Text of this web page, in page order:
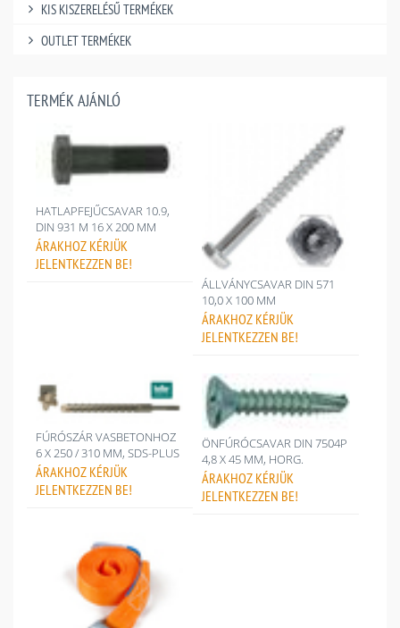
KIS KISZERELÉSŰ TERMÉKEK
OUTLET TERMÉKEK
TERMÉK AJÁNLÓ
HATLAPFEJŰCSAVAR 10.9,
DIN 931 M 16 X 200 MM
ÁRAKHOZ KÉRJÜK
JELENTKEZZEN BE!
ÁLLVÁNYCSAVAR DIN 571
10,0 X 100 MM
ÁRAKHOZ KÉRJÜK
JELENTKEZZEN BE!
FÚRÓSZÁR VASBETONHOZ
6 X 250 / 310 MM, SDS-PLUS
ÁRAKHOZ KÉRJÜK
JELENTKEZZEN BE!
ÖNFÚRÓCSAVAR DIN 7504P
4,8 X 45 MM, HORG.
ÁRAKHOZ KÉRJÜK
JELENTKEZZEN BE!